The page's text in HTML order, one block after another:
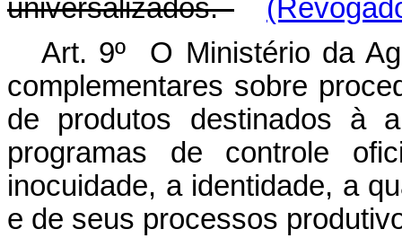
universalizados.
Art. 9º O Ministério da
complementares sobre
de produtos destinados à
programas de controle
inocuidade, a identidade, a
e de seus processos